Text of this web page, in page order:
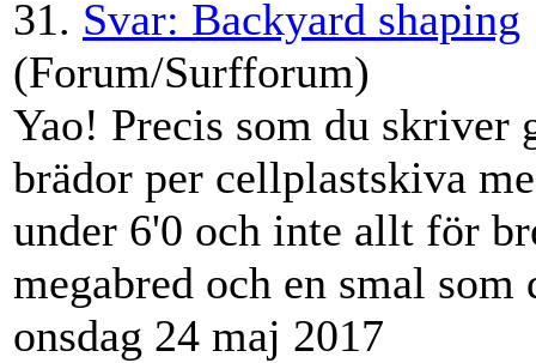
31. Svar: Backyard shaping
(Forum/Surfforum)
Yao! Precis som du skriver
brädor per cellplastskiva
under 6'0 och inte allt för
megabred och en smal
onsdag 24 maj 2017